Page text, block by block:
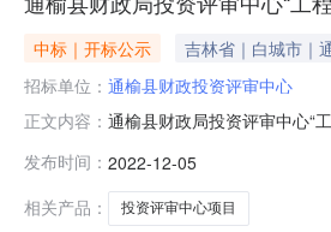
中标｜开标公示 吉林省｜白城市｜
招标单位： 通榆县财政投资评审中心
正文内容： 通榆县财政局投资评审中心“
2022年12月19日14点00分（
发布时间： 2022-12-05
相关产品：
投资评审中心项目